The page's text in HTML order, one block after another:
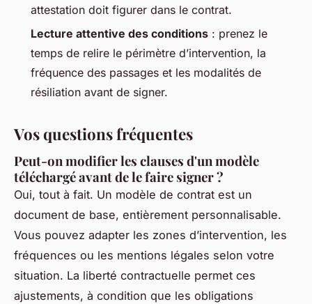
attestation doit figurer dans le contrat.
Lecture attentive des conditions : prenez le
temps de relire le périmètre d’intervention, la
fréquence des passages et les modalités de
résiliation avant de signer.
Vos questions fréquentes
Peut-on modifier les clauses d'un modèle
téléchargé avant de le faire signer ?
Oui, tout à fait. Un modèle de contrat est un
document de base, entièrement personnalisable.
Vous pouvez adapter les zones d’intervention, les
fréquences ou les mentions légales selon votre
situation. La liberté contractuelle permet ces
ajustements, à condition que les obligations